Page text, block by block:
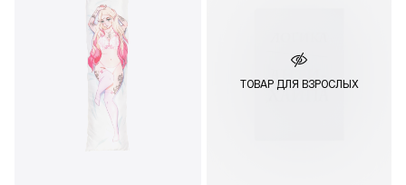
ТОВАР ДЛЯ ВЗРОСЛЫХ